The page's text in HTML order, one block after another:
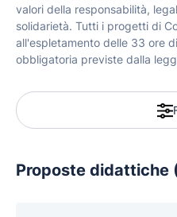
valori della responsabilità,
solidarietà. Tutti i progetti di
all'espletamento delle 33 ore
obbligatoria previste dalla
Proposte didattiche